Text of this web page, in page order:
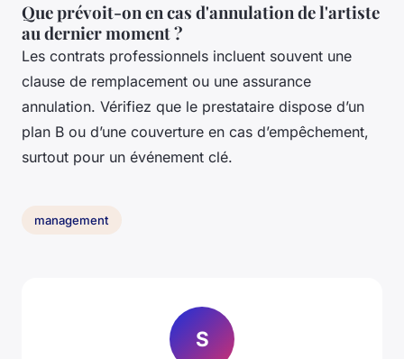
Que prévoit-on en cas d'annulation de l'artiste
au dernier moment ?
Les contrats professionnels incluent souvent une
clause de remplacement ou une assurance
annulation. Vérifiez que le prestataire dispose d’un
plan B ou d’une couverture en cas d’empêchement,
surtout pour un événement clé.
management
S